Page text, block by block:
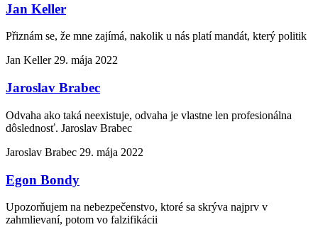
Jan Keller
Přiznám se, že mne zajímá, nakolik u nás platí mandát, který politik
Jan Keller29. mája 2022
Jaroslav Brabec
Odvaha ako taká neexistuje, odvaha je vlastne len profesionálna
dôslednosť. Jaroslav Brabec
Jaroslav Brabec 29. mája 2022
Egon Bondy
Upozorňujem na nebezpečenstvo, ktoré sa skrýva najprv v
zahmlievaní, potom vo falzifikácii